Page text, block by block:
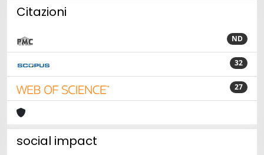
Citazioni
ND
32
27
social impact